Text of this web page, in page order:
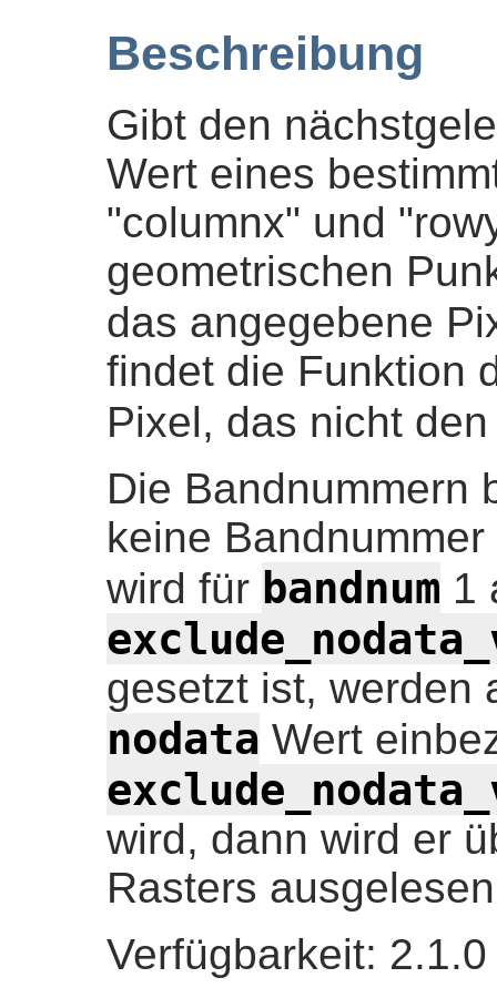
Beschreibung
Gibt den
Wert eines
"columnx" und
geometrischen
das angegebene
findet die Funktion
Pixel, das nicht
Die Bandnummern
keine
wird für bandnum 1
gesetzt ist, werden
nodata Wert
wird, dann wird er
Rasters
Verfügbarkeit: 2.1.0